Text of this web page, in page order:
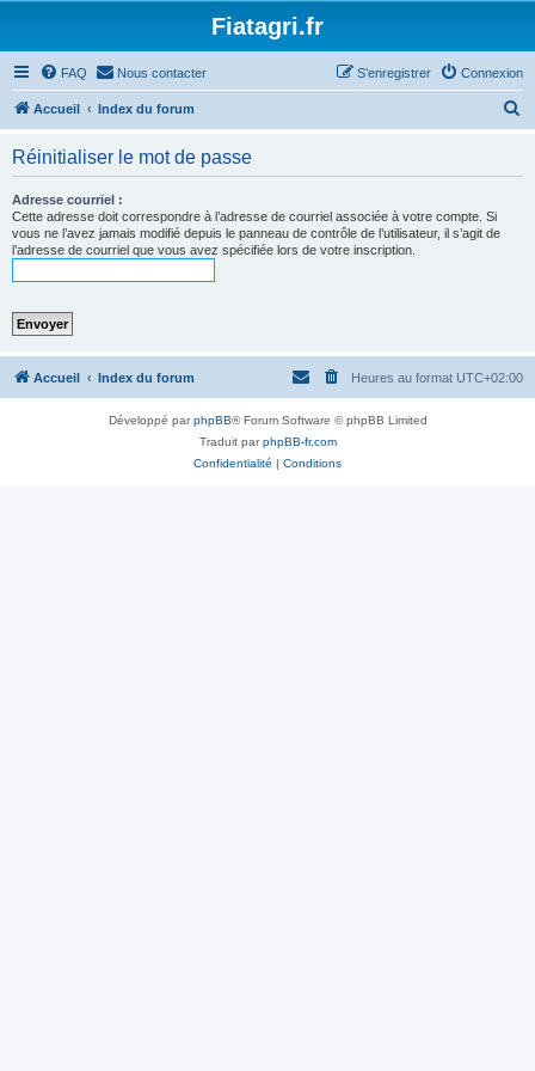
Fiatagri.fr
FAQ Nous contacter Connexion
S’enregistrer
Accueil Index du forum
Réinitialiser le mot de passe
Adresse courriel :
Cette adresse doit correspondre à l’adresse de courriel associée à votre compte. Si
vous ne l’avez jamais modifié depuis le panneau de contrôle de l’utilisateur, il s’agit de
l’adresse de courriel que vous avez spécifiée lors de votre inscription.
Accueil Index du forum Heures au format UTC+02:00
Développé parphpBB® Forum Software © phpBB Limited
Traduit parphpBB-fr.com
Confidentialité | Conditions